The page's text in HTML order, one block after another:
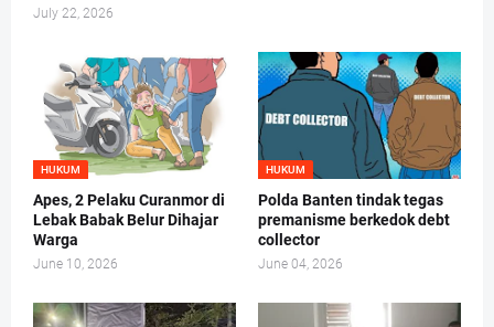
July 22, 2026
HUKUM
Apes, 2 Pelaku Curanmor di
Lebak Babak Belur Dihajar
Warga
June 10, 2026
HUKUM
Polda Banten tindak tegas
premanisme berkedok debt
collector
June 04, 2026